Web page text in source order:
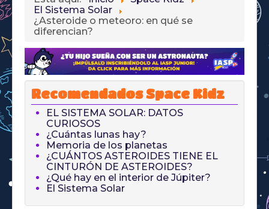
El Sistema Solar
¿Asteroide o meteoro: en qué se
diferencian?
Recomendados Space Kidz
EL SISTEMA SOLAR: DATOS
CURIOSOS
¿Cuántas lunas hay?
Memoria de los planetas
¿CUÁNTOS ASTEROIDES TIENE EL
CINTURÓN DE ASTEROIDES?
¿Qué hay en el interior de Júpiter?
El Sistema Solar